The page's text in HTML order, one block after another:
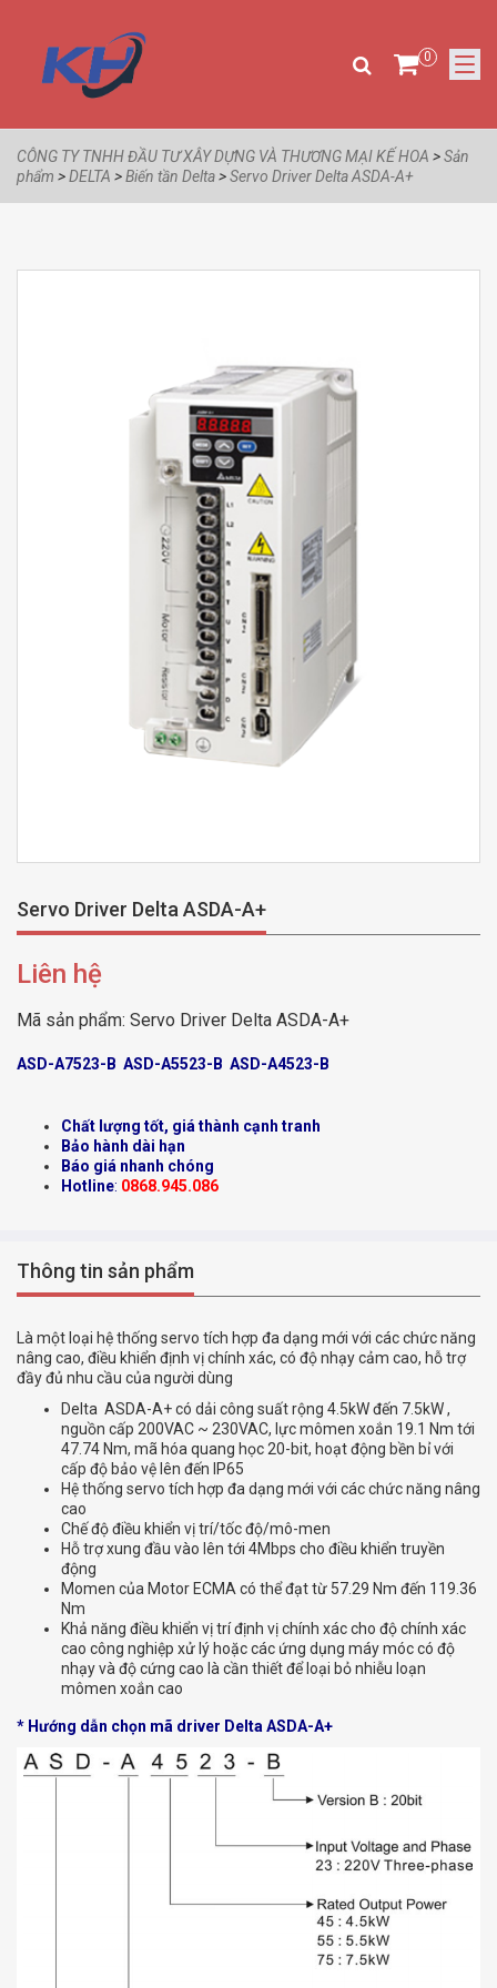
0
CÔNG TY TNHH ĐẦU TƯ XÂY DỰNG VÀ THƯƠNG MẠI KẾ HOA >Sản
phẩm >DELTA >Biến tần Delta>Servo Driver Delta ASDA-A+
Servo Driver Delta ASDA-A+
Liên hệ
Mã sản phẩm: Servo Driver Delta ASDA-A+
ASD-A7523-B ASD-A5523-B ASD-A4523-B
Chất lượng tốt, giá thành cạnh tranh
Bảo hành dài hạn
Báo giá nhanh chóng
Hotline: 0868.945.086
Thông tin sản phẩm
Là một loại hệ thống servo tích hợp đa dạng mới với các chức năng
nâng cao, điều khiển định vị chính xác, có độ nhạy cảm cao, hỗ trợ
đầy đủ nhu cầu của người dùng
Delta ASDA-A+ có dải công suất rộng 4.5kW đến 7.5kW ,
nguồn cấp 200VAC ~ 230VAC, lực mômen xoắn 19.1 Nm tới
47.74 Nm, mã hóa quang học 20-bit, hoạt động bền bỉ với
cấp độ bảo vệ lên đến IP65
Hệ thống servo tích hợp đa dạng mới với các chức năng nâng
cao
Chế độ điều khiển vị trí/tốc độ/mô-men
Hỗ trợ xung đầu vào lên tới 4Mbps cho điều khiển truyền
động
Momen của Motor ECMA có thể đạt từ 57.29 Nm đến 119.36
Nm
Khả năng điều khiển vị trí định vị chính xác cho độ chính xác
cao công nghiệp xử lý hoặc các ứng dụng máy móc có độ
nhạy và độ cứng cao là cần thiết để loại bỏ nhiễu loạn
mômen xoắn cao
* Hướng dẫn chọn mã driver Delta ASDA-A+